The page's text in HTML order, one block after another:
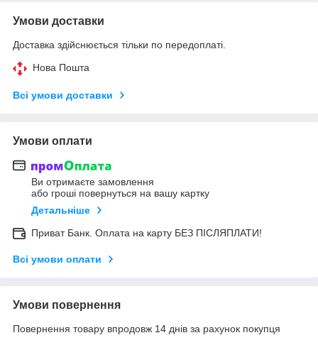
Умови доставки
Доставка здійснюється тільки по передоплаті.
Нова Пошта
Всі умови доставки
Умови оплати
Ви отримаєте замовлення
або гроші повернуться на вашу картку
Детальніше
Приват Банк. Оплата на карту БЕЗ ПІСЛЯПЛАТИ!
Всі умови оплати
Умови повернення
Повернення товару впродовж 14 днів за рахунок покупця